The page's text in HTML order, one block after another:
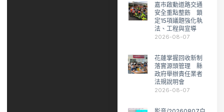
嘉市啟動道路交通
安全重點整飭 鎖
定15項議題強化執
法、工程與宣導
2026-08-07
花蓮掌握回收新制
落實源頭管理 縣
政府舉辦責任業者
法規說明會
2026-08-07